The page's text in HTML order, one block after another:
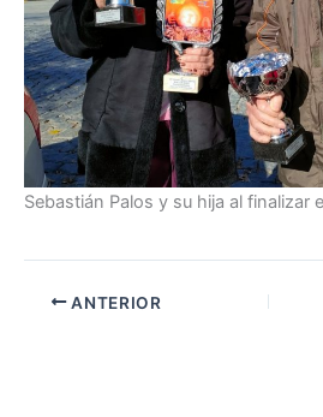
Sebastián Palos y su hija al finalizar
ANTERIOR